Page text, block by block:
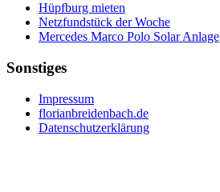
Hüpfburg mieten
Netzfundstück der Woche
Mercedes Marco Polo Solar Anlage
Sonstiges
Impressum
florianbreidenbach.de
Datenschutzerklärung